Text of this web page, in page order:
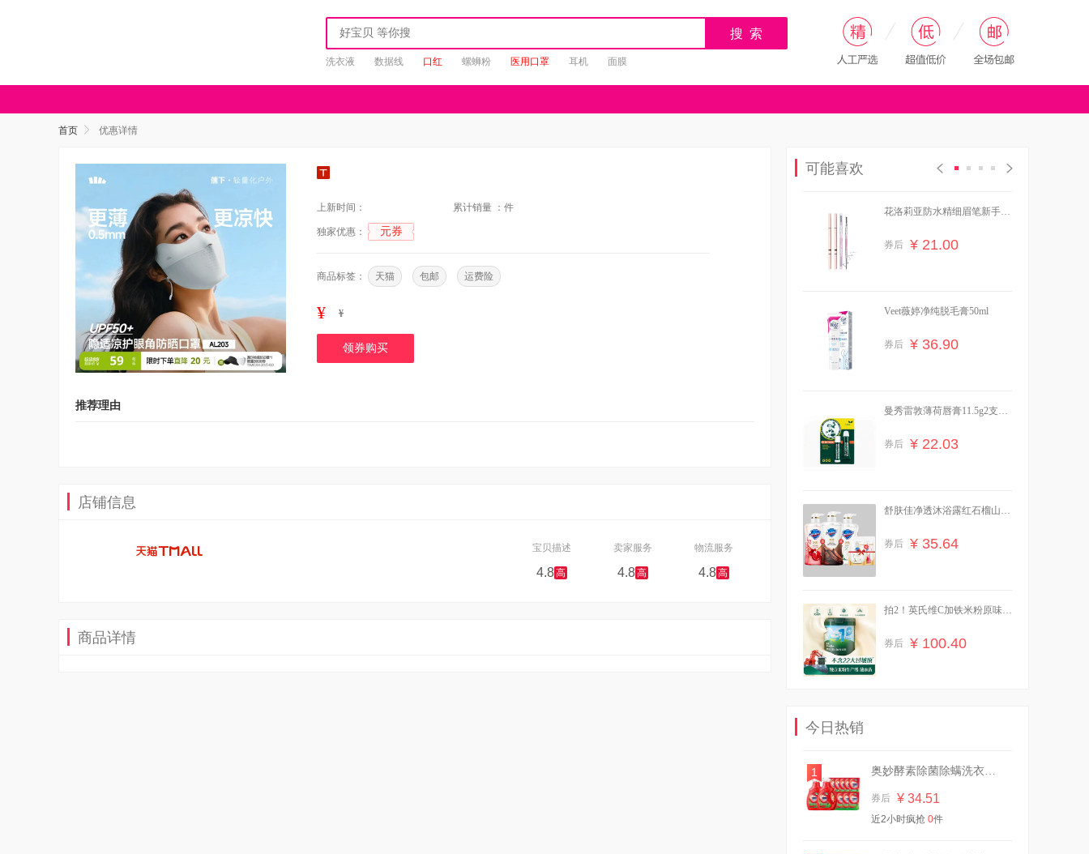
搜 索
洗衣液 数据线 口红 螺蛳粉 医用口罩 耳机 面膜
首页 优惠详情
上新时间： 累计销量 ： 件
独家优惠： 元券
商品标签： 天猫 包邮 运费险
¥ ¥
领券购买
推荐理由
店铺信息
宝贝描述
4.8高
卖家服务
4.8高
物流服务
4.8高
商品详情
可能喜欢
花洛莉亚防水精细眉笔新手学
券后 ¥ 21.00
Veet薇婷净纯脱毛膏50ml
券后 ¥ 36.90
曼秀雷敦薄荷唇膏11.5g2支装
券后 ¥ 22.03
舒肤佳净透沐浴露红石榴山茶
券后 ¥ 35.64
拍2！英氏维C加铁米粉原味
券后 ¥ 100.40
今日热销
1 奥妙酵素除菌除螨洗衣液11斤
券后 ¥ 34.51
近2小时疯抢 0件